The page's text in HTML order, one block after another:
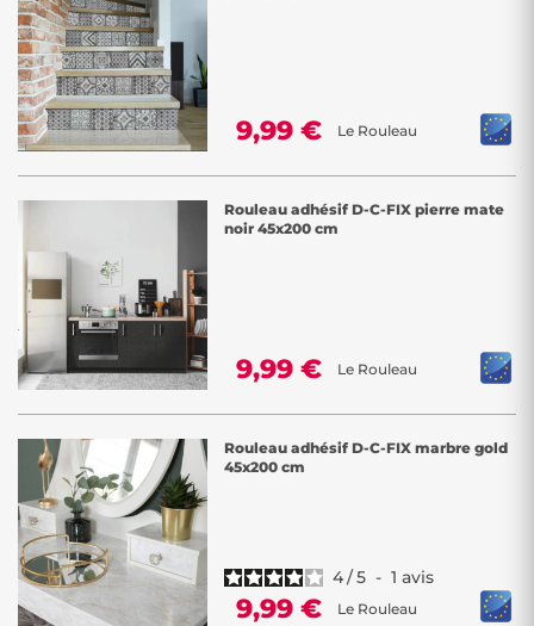
9,99 € Le Rouleau
Rouleau adhésif D-C-FIX pierre mate
noir 45x200 cm
9,99 € Le Rouleau
Rouleau adhésif D-C-FIX marbre gold
45x200 cm
4/5 - 1 avis
9,99 € Le Rouleau